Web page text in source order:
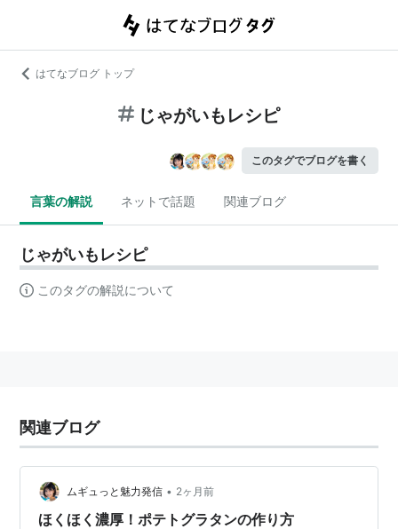
はてなブログ トップ
じゃがいもレシピ
このタグでブログを書く
言葉の解説 ネットで話題 関連ブログ
じゃがいもレシピ
このタグの解説について
関連ブログ
ムギュっと魅力発信 • 2ヶ月前
ほくほく濃厚！ポテトグラタンの作り方